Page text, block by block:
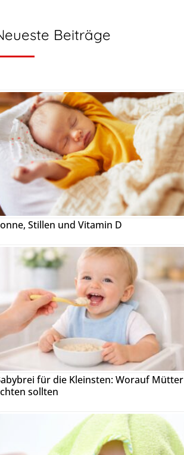
Beiträge
Stillen und Vitamin D
für die Kleinsten: Worauf Mütter
sollten